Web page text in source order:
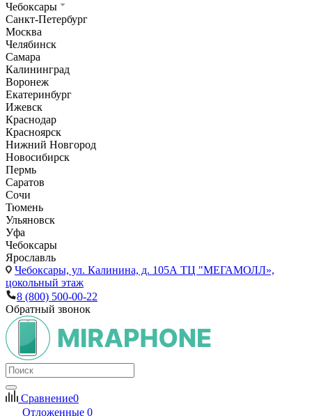
Чебоксары
Санкт-Петербург
Москва
Челябинск
Самара
Калининград
Воронеж
Екатеринбург
Ижевск
Краснодар
Красноярск
Нижний Новгород
Новосибирск
Пермь
Саратов
Сочи
Тюмень
Ульяновск
Уфа
Чебоксары
Ярославль
Чебоксары, ул. Калинина, д. 105А ТЦ "МЕГАМОЛЛ»,
цокольный этаж
8 (800) 500-00-22
Обратный звонок
Сравнение0
Отложенные 0